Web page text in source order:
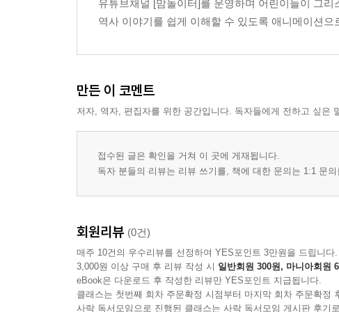
유튜브채널 [맘놀이터]를 운영하며 어린이들이 그리
역사 이야기를 쉽게 이해할 수 있도록 애니메이션으
만든 이 코멘트
저자, 역자, 편집자를 위한 공간입니다. 독자들에게 전하고 싶은
접수된 글은 확인을 거쳐 이 곳에 게재됩니다.
독자 분들의 리뷰는 리뷰 쓰기를, 책에 대한 문의는 1:1 문의
회원리뷰 (0건)
매주 10건의 우수리뷰를 선정하여 YES포인트 3만원을 드립니다.
3,000원 이상 구매 후 리뷰 작성 시 일반회원 300원, 마니아회원
eBook은 다운로드 후 작성한 리뷰만 YES포인트 지급됩니다.
클래스는 첫번째 회차 주문확정 시점부터 마지막 회차 주문확정
사락 독서모임으로 진행된 클래스는 사락 독서모임 게시판 후기